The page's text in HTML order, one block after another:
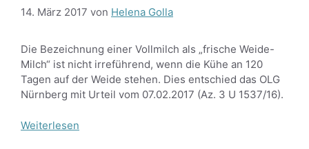
14. März 2017 von Helena Golla
Die Bezeichnung einer Vollmilch als „frische Weide-
Milch“ ist nicht irreführend, wenn die Kühe an 120
Tagen auf der Weide stehen. Dies entschied das OLG
Nürnberg mit Urteil vom 07.02.2017 (Az. 3 U 1537/16).
Weiterlesen